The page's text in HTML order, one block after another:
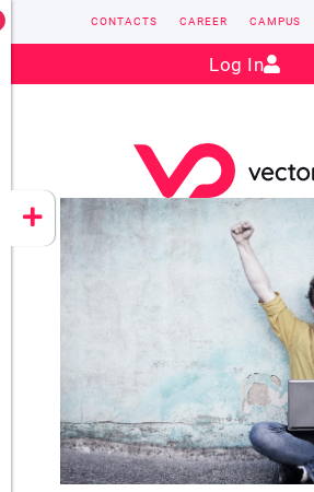
CONZEPT 16
YEET
Contact:
CONTACTS CAREER CAMPUS
Log In